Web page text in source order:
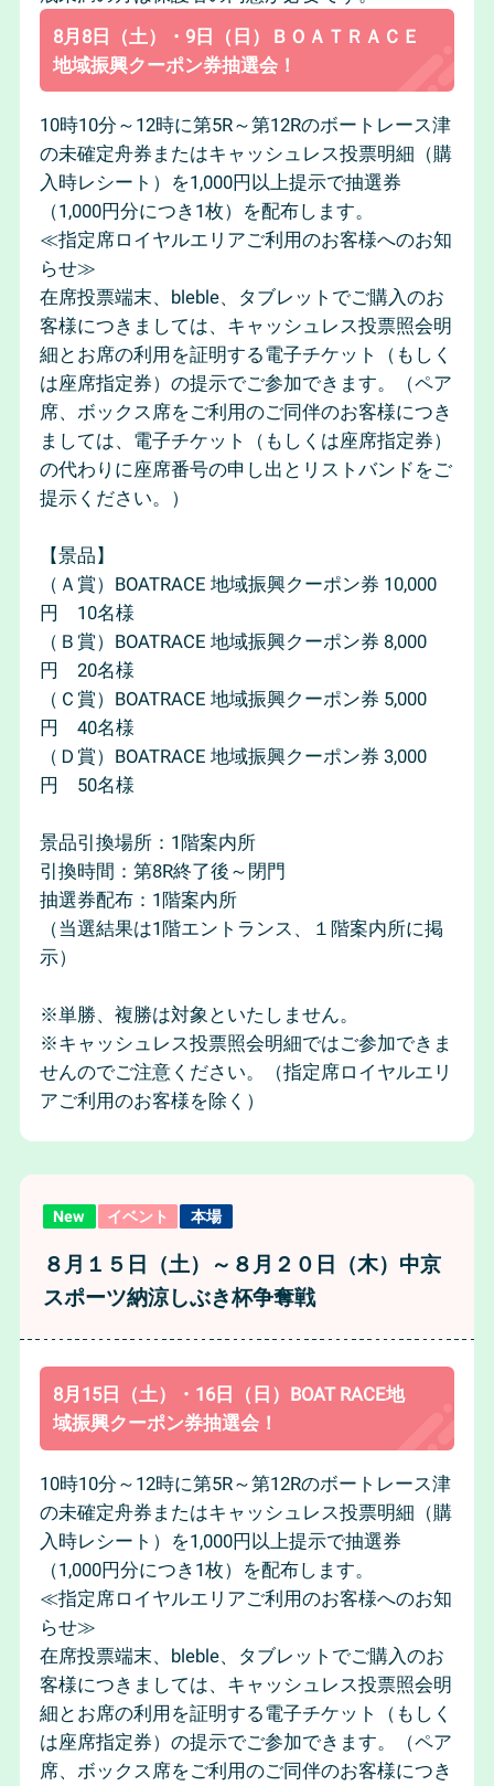
8月8日（土）・9日（日）ＢＯＡＴＲＡＣＥ
地域振興クーポン券抽選会！
10時10分～12時に第5R～第12Rのボートレース津
の未確定舟券またはキャッシュレス投票明細（購
入時レシート）を1,000円以上提示で抽選券
（1,000円分につき1枚）を配布します。
≪指定席ロイヤルエリアご利用のお客様へのお知
らせ≫
在席投票端末、bleble、タブレットでご購入のお
客様につきましては、キャッシュレス投票照会明
細とお席の利用を証明する電子チケット（もしく
は座席指定券）の提示でご参加できます。（ペア
席、ボックス席をご利用のご同伴のお客様につき
ましては、電子チケット（もしくは座席指定券）
の代わりに座席番号の申し出とリストバンドをご
提示ください。）
【景品】
（Ａ賞）BOATRACE 地域振興クーポン券 10,000
円 10名様
（Ｂ賞）BOATRACE 地域振興クーポン券 8,000
円 20名様
（Ｃ賞）BOATRACE 地域振興クーポン券 5,000
円 40名様
（Ｄ賞）BOATRACE 地域振興クーポン券 3,000
円 50名様
景品引換場所：1階案内所
引換時間：第8R終了後～閉門
抽選券配布：1階案内所
（当選結果は1階エントランス、１階案内所に掲
示）
※単勝、複勝は対象といたしません。
※キャッシュレス投票照会明細ではご参加できま
せんのでご注意ください。（指定席ロイヤルエリ
アご利用のお客様を除く）
New イベント 本場
８月１５日（土）～８月２０日（木）中京
スポーツ納涼しぶき杯争奪戦
8月15日（土）・16日（日）BOAT RACE地
域振興クーポン券抽選会！
10時10分～12時に第5R～第12Rのボートレース津
の未確定舟券またはキャッシュレス投票明細（購
入時レシート）を1,000円以上提示で抽選券
（1,000円分につき1枚）を配布します。
≪指定席ロイヤルエリアご利用のお客様へのお知
らせ≫
在席投票端末、bleble、タブレットでご購入のお
客様につきましては、キャッシュレス投票照会明
細とお席の利用を証明する電子チケット（もしく
は座席指定券）の提示でご参加できます。（ペア
席、ボックス席をご利用のご同伴のお客様につき